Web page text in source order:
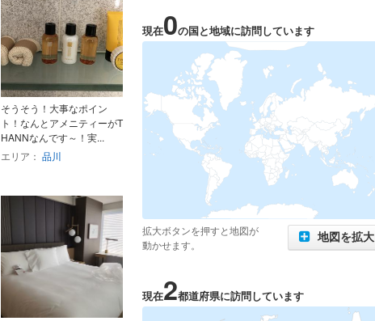
そうそう！大事なポイン
ト！なんとアメニティーがT
HANNなんです～！実...
エリア： 品川
現在0の国と地域に訪問しています
拡大ボタンを押すと地図が
動かせます。
地図を拡大
現在2都道府県に訪問しています